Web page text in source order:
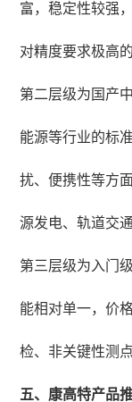
富，稳定性较强
对精度要求极高
第二层级为国产
能源等行业的标
扰、便携性等方
源发电、轨道交
第三层级为入门
能相对单一，价
检、非关键性测
五、康高特产品